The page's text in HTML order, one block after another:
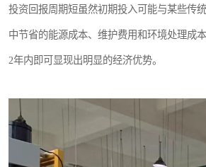
投资回报周期短虽然初期投入可能与某些传
中节省的能源成本、维护费用和环境处理成
2年内即可显现出明显的经济优势。